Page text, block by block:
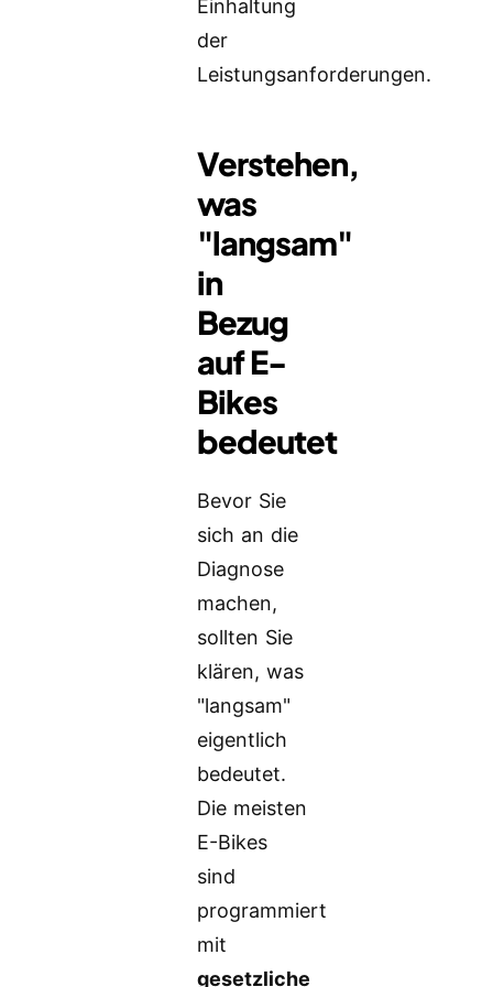
Einhaltung
der
Leistungsanforderungen.
Verstehen,
was
"langsam"
in
Bezug
auf E-
Bikes
bedeutet
Bevor Sie
sich an die
Diagnose
machen,
sollten Sie
klären, was
"langsam"
eigentlich
bedeutet.
Die meisten
E-Bikes
sind
programmiert
mit
gesetzliche